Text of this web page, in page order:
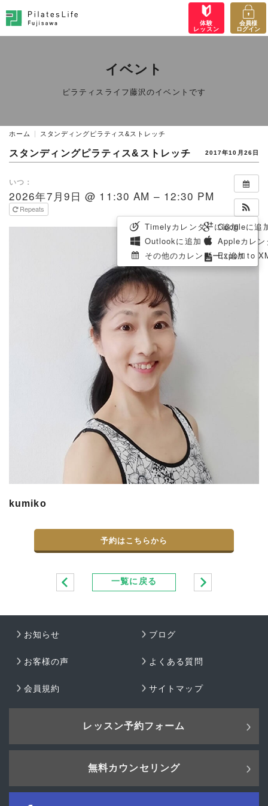
体験
レッスン
会員様
ログイン
イベント
ピラティスライフ藤沢のイベントです
ホーム スタンディングピラティス&ストレッチ
スタンディングピラティス&ストレッチ 2017年10月26日
Timelyカレンダーに追加Googleに追
Outlookに追加
Appleカレ
その他のカレンダーに追加
Export to
いつ：
2026年7月9日 @ 11:30 AM – 12:30 PM
Repeats
kumiko
予約はこちらから
一覧に戻る
お知らせ ブログ
お客様の声 よくある質問
会員規約 サイトマップ
レッスン予約フォーム
無料カウンセリング